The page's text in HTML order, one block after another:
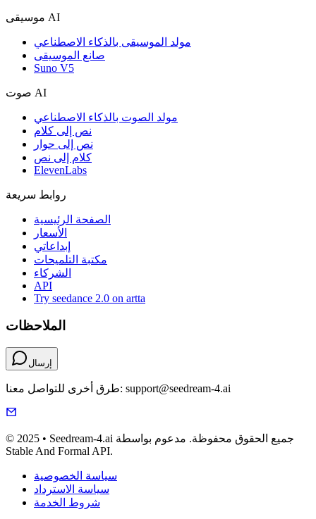
موسيقى AI
مولد الموسيقى بالذكاء الاصطناعي
صانع الموسيقى
Suno V5
صوت AI
مولد الصوت بالذكاء الاصطناعي
نص إلى كلام
نص إلى حوار
كلام إلى نص
ElevenLabs
روابط سريعة
الصفحة الرئيسية
الأسعار
إبداعاتي
مكتبة التلميحات
الشركاء
API
Try seedance 2.0 on artta
الملاحظات
إرسال
طرق أخرى للتواصل معنا: support@seedream-4.ai
© 2025 • Seedream-4.ai جميع الحقوق محفوظة. مدعوم بواسطة
Stable And Formal API.
سياسة الخصوصية
سياسة الاسترداد
شروط الخدمة